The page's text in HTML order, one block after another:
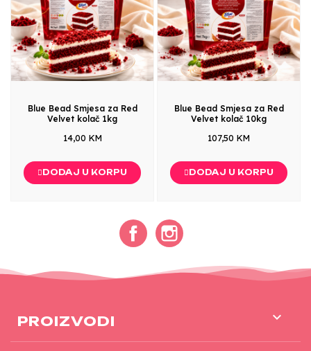
Blue Bead Smjesa za Red
Velvet kolač 1kg
14,00 KM
DODAJ U KORPU
Blue Bead Smjesa za Red
Velvet kolač 10kg
107,50 KM
DODAJ U KORPU
Facebook
PROIZVODI 